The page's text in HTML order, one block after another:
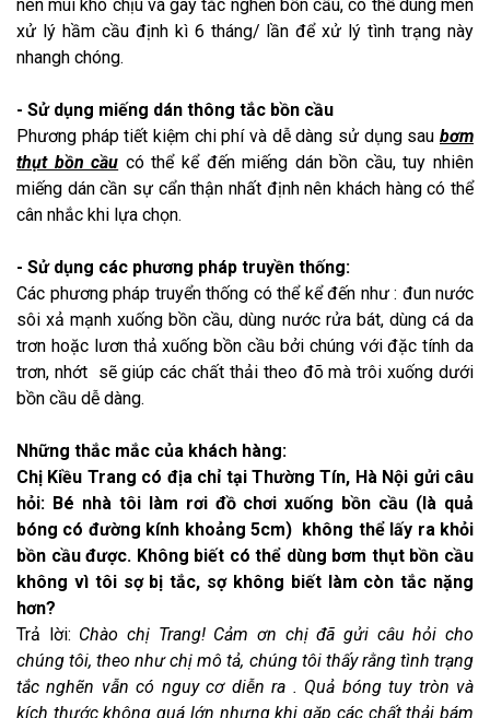
nên mùi khó chịu và gây tắc nghẽn bồn cầu, có thể dùng men
xử lý hầm cầu định kì 6 tháng/ lần để xử lý tình trạng này
nhangh chóng.
- Sử dụng miếng dán thông tắc bồn cầu
Phương pháp tiết kiệm chi phí và dễ dàng sử dụng sau bơm
thụt bồn cầu có thể kể đến miếng dán bồn cầu, tuy nhiên
miếng dán cần sự cẩn thận nhất định nên khách hàng có thể
cân nhắc khi lựa chọn.
- Sử dụng các phương pháp truyền thống:
Các phương pháp truyển thống có thể kể đến như : đun nước
sôi xả mạnh xuống bồn cầu, dùng nước rửa bát, dùng cá da
trơn hoặc lươn thả xuống bồn cầu bởi chúng với đặc tính da
trơn, nhớt sẽ giúp các chất thải theo đõ mà trôi xuống dưới
bồn cầu dễ dàng.
Những thắc mắc của khách hàng:
Chị Kiều Trang có địa chỉ tại Thường Tín, Hà Nội gửi câu
hỏi: Bé nhà tôi làm rơi đồ chơi xuống bồn cầu (là quả
bóng có đường kính khoảng 5cm) không thể lấy ra khỏi
bồn cầu được. Không biết có thể dùng bơm thụt bồn cầu
không vì tôi sợ bị tắc, sợ không biết làm còn tắc nặng
hơn?
Trả lời: Chào chị Trang! Cảm ơn chị đã gửi câu hỏi cho
chúng tôi, theo như chị mô tả, chúng tôi thấy rằng tình trạng
tắc nghẽn vẫn có nguy cơ diễn ra . Quả bóng tuy tròn và
kích thước không quá lớn nhưng khi gặp các chất thải bám